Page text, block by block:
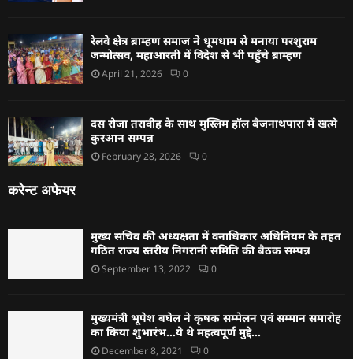
रेलवे क्षेत्र ब्राम्हण समाज ने धूमधाम से मनाया परशुराम
जन्मोत्सव, महाआरती में विदेश से भी पहुँचे ब्राम्हण
April 21, 2026 0
दस रोजा तरावीह के साथ मुस्लिम हॉल बैजनाथपारा में खत्मे
कुरआन सम्पन्न
February 28, 2026 0
करेन्ट अफेयर
मुख्य सचिव की अध्यक्षता में वनाधिकार अधिनियम के तहत
गठित राज्य स्तरीय निगरानी समिति की बैठक सम्पन्न
September 13, 2022 0
मुख्यमंत्री भूपेश बघेल ने कृषक सम्मेलन एवं सम्मान समारोह
का किया शुभारंभ…ये थे महत्वपूर्ण मुद्दे…
December 8, 2021 0